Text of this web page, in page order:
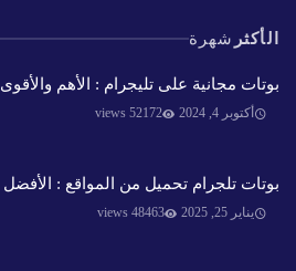
الأكثر شهرة
بوتات مجانية على تليجرام : الأهم والأقوى 2026✨️
أكتوبر 4, 2024 52172 views
بوتات تلجرام تحميل من المواقع : الأفضل 2026
يناير 25, 2025 48463 views